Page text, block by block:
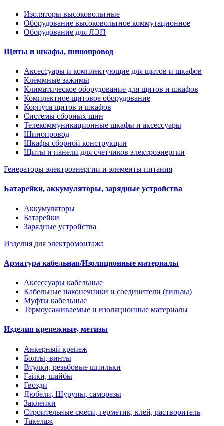
Изоляторы высоковольтные
Оборудование высоковольтное коммутационное
Оборудование для ЛЭП
Щиты и шкафы, шинопровод
Аксессуары и комплектующие для щитов и шкафов
Клеммные зажимы
Климатическое оборудование для щитов и шкафов
Комплектное щитовое оборудование
Корпуса щитов и шкафов
Системы сборных шин
Телекоммуникационные шкафы и аксессуары
Шинопровод
Шкафы сборной конструкции
Щиты и панели для счетчиков электроэнергии
Генераторы электроэнергии и элементы питания
Батарейки, аккумуляторы, зарядные устройства
Аккумуляторы
Батарейки
Зарядные устройства
Изделия для электромонтажа
Арматура кабельная/Изоляционные материалы
Аксессуары кабельные
Кабельные наконечники и соединители (гильзы)
Муфты кабельные
Термоусаживаемые и изоляционные материалы
Изделия крепежные, метизы
Анкерный крепеж
Болты, винты
Втулки, резьбовые шпильки
Гайки, шайбы
Гвозди
Дюбели, Шурупы, саморезы
Заклепки
Строительные смеси, герметик, клей, растворитель
Такелаж